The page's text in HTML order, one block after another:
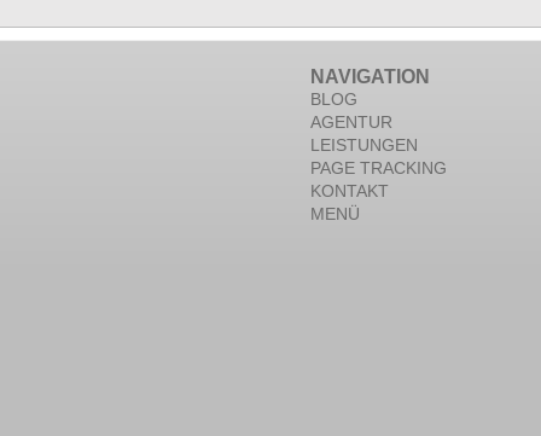
NAVIGATION
BLOG
AGENTUR
LEISTUNGEN
PAGE TRACKING
KONTAKT
MENÜ